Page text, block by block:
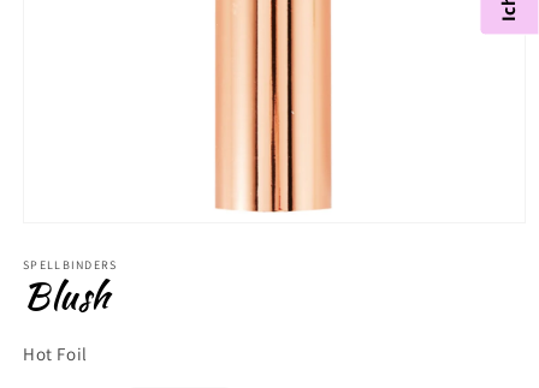
in
Modal
öffnen
SPELLBINDERS
Blush
Hot Foil